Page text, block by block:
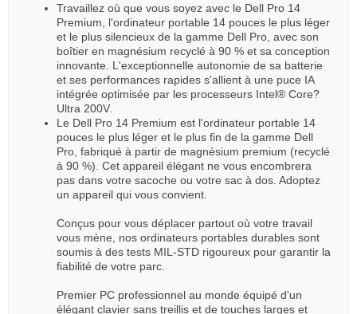
Travaillez où que vous soyez avec le Dell Pro 14
Premium, l'ordinateur portable 14 pouces le plus léger
et le plus silencieux de la gamme Dell Pro, avec son
boîtier en magnésium recyclé à 90 % et sa conception
innovante. L'exceptionnelle autonomie de sa batterie
et ses performances rapides s'allient à une puce IA
intégrée optimisée par les processeurs Intel® Core?
Ultra 200V.
Le Dell Pro 14 Premium est l'ordinateur portable 14
pouces le plus léger et le plus fin de la gamme Dell
Pro, fabriqué à partir de magnésium premium (recyclé
à 90 %). Cet appareil élégant ne vous encombrera
pas dans votre sacoche ou votre sac à dos. Adoptez
un appareil qui vous convient.
Conçus pour vous déplacer partout où votre travail
vous mène, nos ordinateurs portables durables sont
soumis à des tests MIL-STD rigoureux pour garantir la
fiabilité de votre parc.
Premier PC professionnel au monde équipé d'un
élégant clavier sans treillis et de touches larges et